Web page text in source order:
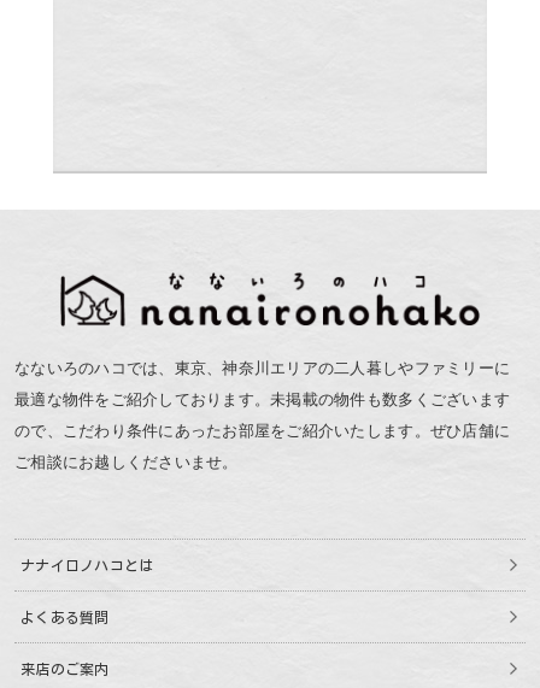
なないろのハコでは、東京、神奈川エリアの二人暮しやファミリーに
最適な物件をご紹介しております。未掲載の物件も数多くございます
ので、こだわり条件にあったお部屋をご紹介いたします。ぜひ店舗に
ご相談にお越しくださいませ。
ナナイロノハコとは
よくある質問
来店のご案内